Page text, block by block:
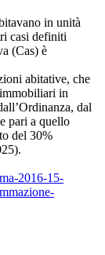
in unità
casi definiti
(Cas) è
abitative, che
in
dal
pari a quello
del 30%
2016-15-